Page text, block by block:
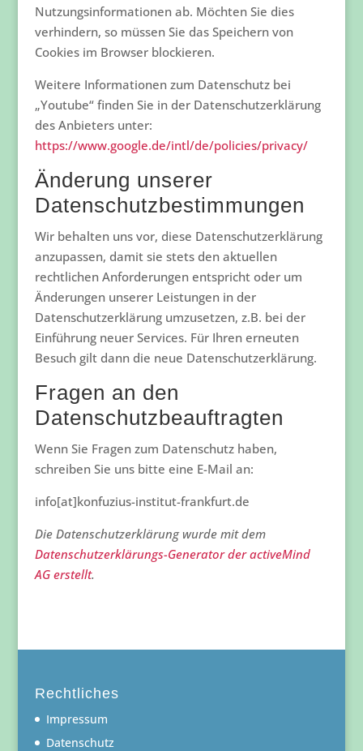
Nutzungsinformationen ab. Möchten Sie dies
verhindern, so müssen Sie das Speichern von
Cookies im Browser blockieren.
Weitere Informationen zum Datenschutz bei
„Youtube“ finden Sie in der Datenschutzerklärung
des Anbieters unter:
https://www.google.de/intl/de/policies/privacy/
Änderung unserer
Datenschutzbestimmungen
Wir behalten uns vor, diese Datenschutzerklärung
anzupassen, damit sie stets den aktuellen
rechtlichen Anforderungen entspricht oder um
Änderungen unserer Leistungen in der
Datenschutzerklärung umzusetzen, z.B. bei der
Einführung neuer Services. Für Ihren erneuten
Besuch gilt dann die neue Datenschutzerklärung.
Fragen an den
Datenschutzbeauftragten
Wenn Sie Fragen zum Datenschutz haben,
schreiben Sie uns bitte eine E-Mail an:
info[at]konfuzius-institut-frankfurt.de
Die Datenschutzerklärung wurde mit dem
Datenschutzerklärungs-Generator der activeMind
AG erstellt.
Rechtliches
Impressum
Datenschutz